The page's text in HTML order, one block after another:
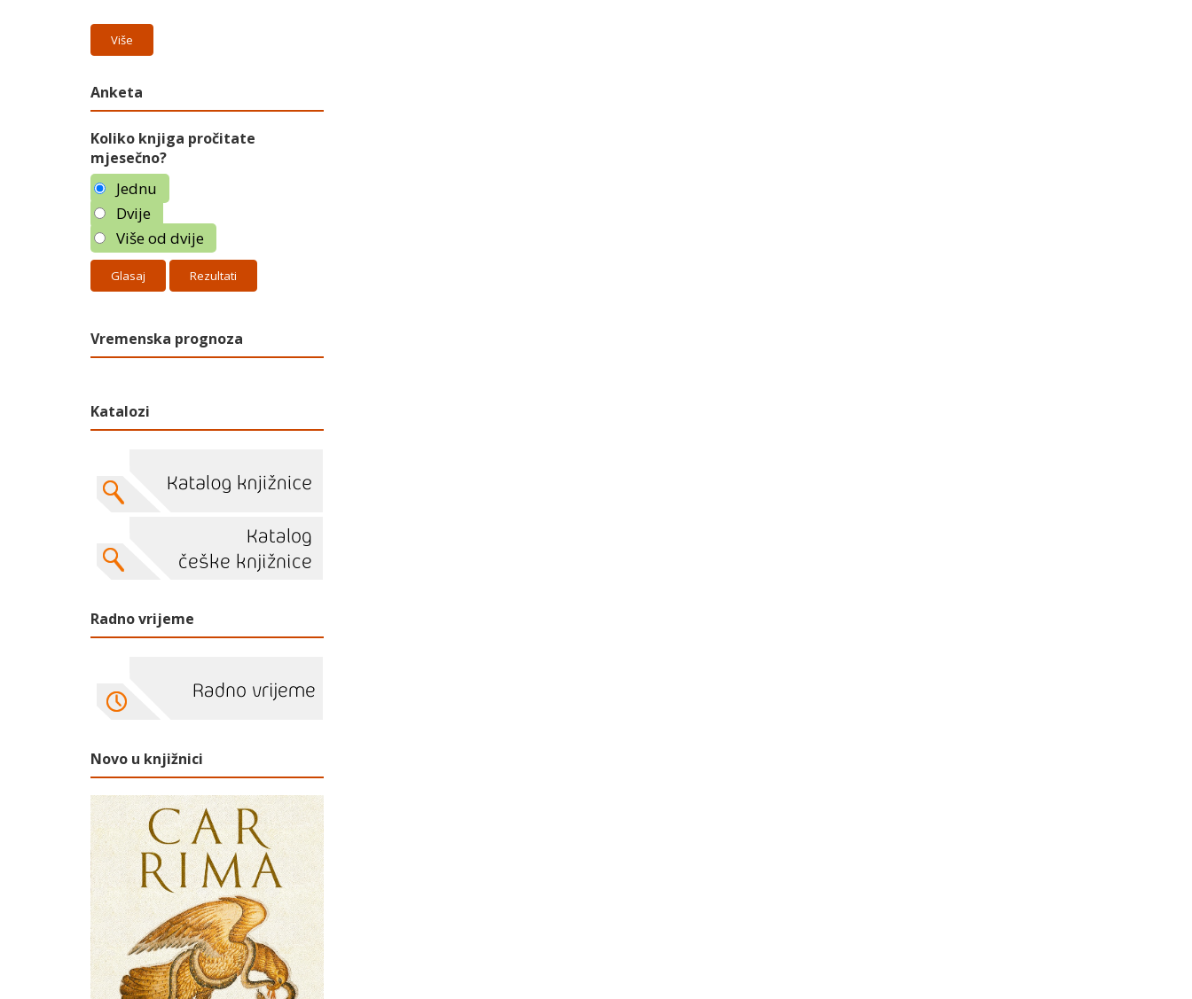
Više
Anketa
Koliko knjiga pročitate
mjesečno?
Jednu
Dvije
Više od dvije
Rezultati
Vremenska prognoza
Katalozi
Radno vrijeme
Novo u knjižnici